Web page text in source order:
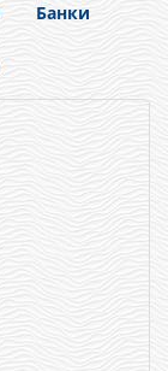
Банки